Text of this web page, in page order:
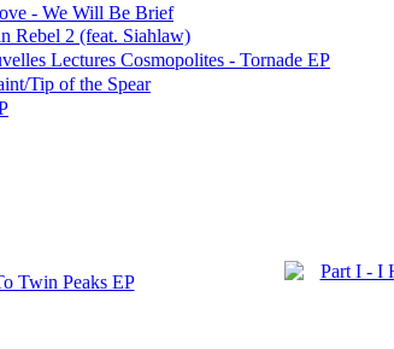
- We Will Be Brief
Rebel 2 (feat. Siahlaw)
Lectures Cosmopolites - Tornade EP
Tip of the Spear